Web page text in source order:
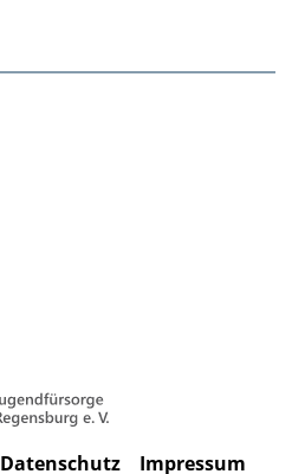
Impressum
Datenschutz